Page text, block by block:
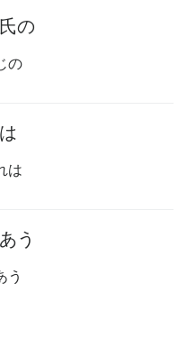
の
の
は
う
う